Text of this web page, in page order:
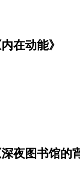
在动能》
夜图书馆的